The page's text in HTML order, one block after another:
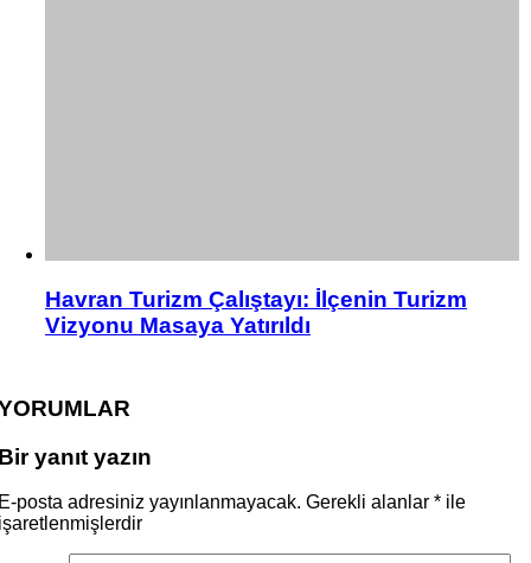
Havran Turizm Çalıştayı: İlçenin Turizm
Vizyonu Masaya Yatırıldı
yanıt yazın
posta adresiniz yayınlanmayacak. Gerekli alanlar * ile